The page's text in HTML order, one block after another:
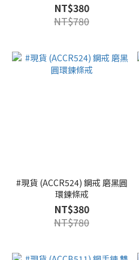
NT$380
NT$780
#現貨 (ACCR524) 鋼戒 磨黑圓
環鍊條戒
NT$380
NT$780